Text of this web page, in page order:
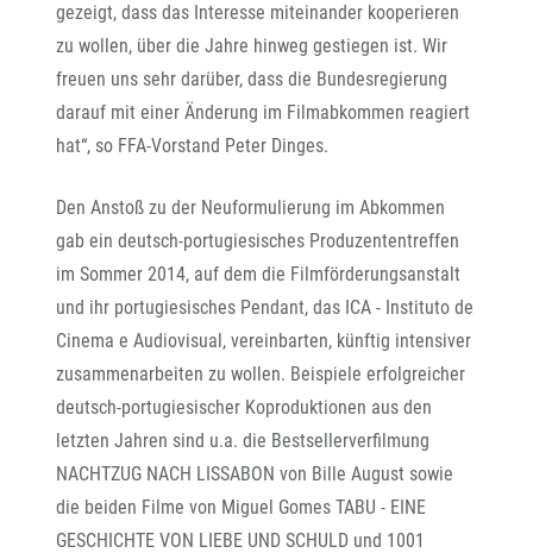
gezeigt, dass das Interesse miteinander kooperieren
zu wollen, über die Jahre hinweg gestiegen ist. Wir
freuen uns sehr darüber, dass die Bundesregierung
darauf mit einer Änderung im Filmabkommen reagiert
hat“, so FFA-Vorstand Peter Dinges.
Den Anstoß zu der Neuformulierung im Abkommen
gab ein deutsch-portugiesisches Produzententreffen
im Sommer 2014, auf dem die Filmförderungsanstalt
und ihr portugiesisches Pendant, das ICA - Instituto de
Cinema e Audiovisual, vereinbarten, künftig intensiver
zusammenarbeiten zu wollen. Beispiele erfolgreicher
deutsch-portugiesischer Koproduktionen aus den
letzten Jahren sind u.a. die Bestsellerverfilmung
NACHTZUG NACH LISSABON von Bille August sowie
die beiden Filme von Miguel Gomes TABU - EINE
GESCHICHTE VON LIEBE UND SCHULD und 1001